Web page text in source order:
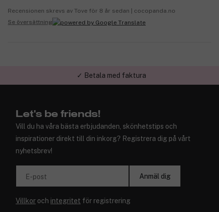
Recensionen skrevs av Tove för 8 år sedan | cocopanda.no
Se översättning
✓ Betala med faktura
Let's be friends!
Vill du ha våra bästa erbjudanden, skönhetstips och
inspirationer direkt till din inkorg? Registrera dig på vårt
nyhetsbrev!
E-post Anmäl dig
Villkor och integritet för registrering